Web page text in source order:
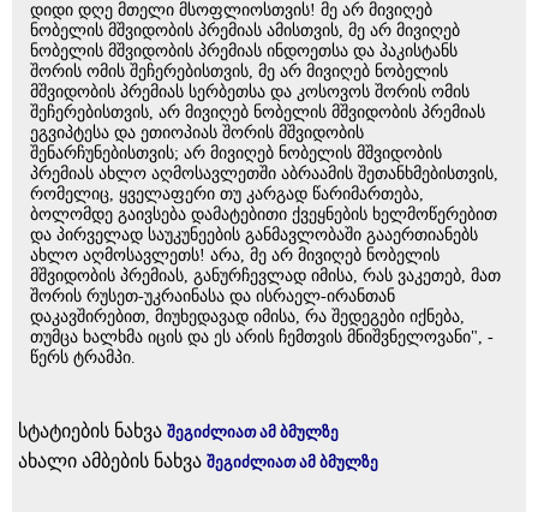
დიდი დღე მთელი მსოფლიოსთვის! მე არ მივიღებ
ნობელის მშვიდობის პრემიას ამისთვის, მე არ მივიღებ
ნობელის მშვიდობის პრემიას ინდოეთსა და პაკისტანს
შორის ომის შეჩერებისთვის, მე არ მივიღებ ნობელის
მშვიდობის პრემიას სერბეთსა და კოსოვოს შორის ომის
შეჩერებისთვის, არ მივიღებ ნობელის მშვიდობის პრემიას
ეგვიპტესა და ეთიოპიას შორის მშვიდობის
შენარჩუნებისთვის; არ მივიღებ ნობელის მშვიდობის
პრემიას ახლო აღმოსავლეთში აბრაამის შეთანხმებისთვის,
რომელიც, ყველაფერი თუ კარგად წარიმართება,
ბოლომდე გაივსება დამატებითი ქვეყნების ხელმოწერებით
და პირველად საუკუნეების განმავლობაში გააერთიანებს
ახლო აღმოსავლეთს! არა, მე არ მივიღებ ნობელის
მშვიდობის პრემიას, განურჩევლად იმისა, რას ვაკეთებ, მათ
შორის რუსეთ-უკრაინასა და ისრაელ-ირანთან
დაკავშირებით, მიუხედავად იმისა, რა შედეგები იქნება,
თუმცა ხალხმა იცის და ეს არის ჩემთვის მნიშვნელოვანი", -
წერს ტრამპი.
სტატიების ნახვა შეგიძლიათ ამ ბმულზე
ახალი ამბების ნახვა შეგიძლიათ ამ ბმულზე